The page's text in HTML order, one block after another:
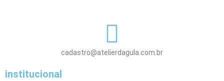
cadastro@atelierdagula.com.br
institucional